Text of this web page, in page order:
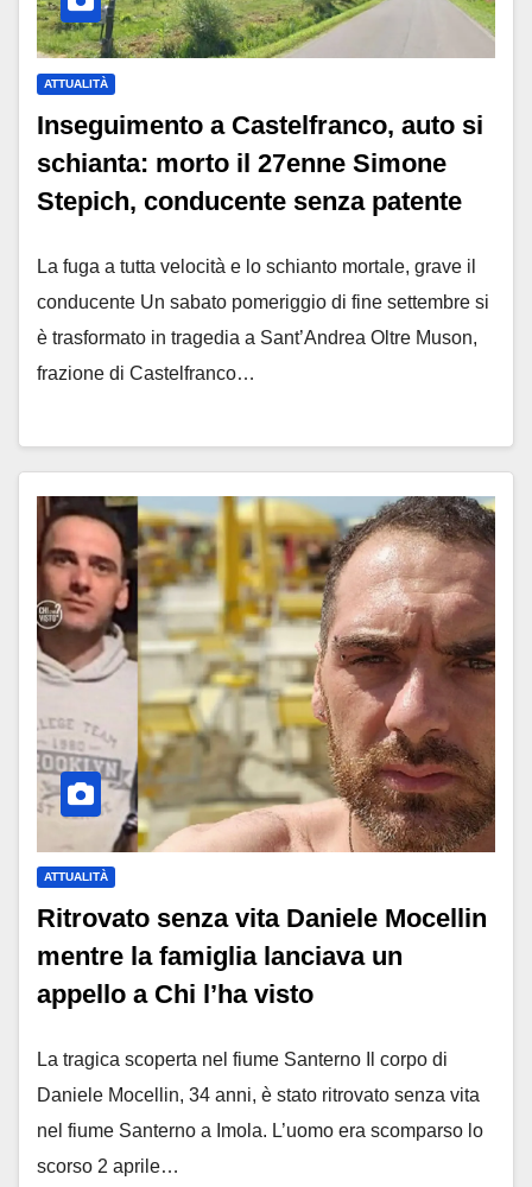
ATTUALITÀ
Inseguimento a Castelfranco, auto si
schianta: morto il 27enne Simone
Stepich, conducente senza patente
La fuga a tutta velocità e lo schianto mortale, grave il
conducente Un sabato pomeriggio di fine settembre si
è trasformato in tragedia a Sant’Andrea Oltre Muson,
frazione di Castelfranco…
ATTUALITÀ
Ritrovato senza vita Daniele Mocellin
mentre la famiglia lanciava un
appello a Chi l’ha visto
La tragica scoperta nel fiume Santerno Il corpo di
Daniele Mocellin, 34 anni, è stato ritrovato senza vita
nel fiume Santerno a Imola. L’uomo era scomparso lo
scorso 2 aprile…